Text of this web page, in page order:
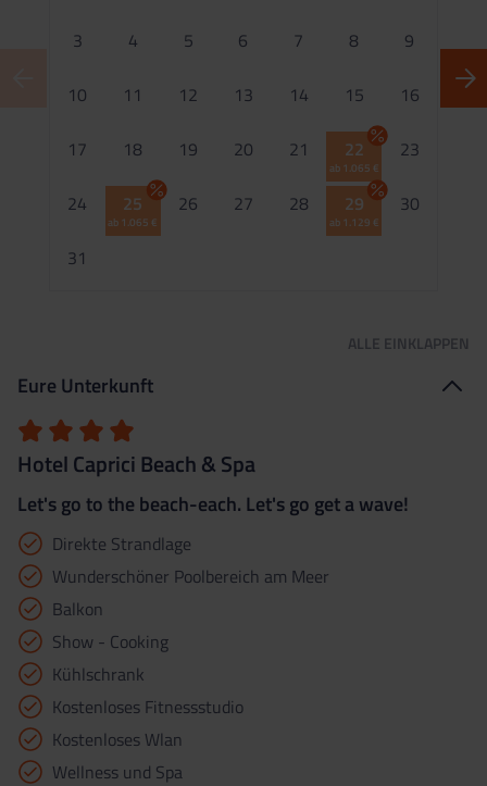
3 4 5 6 7 8 9
10 11 12 13 14 15 16
17 18 19 20 21 22
ab 1.065 €
23
24 25
ab 1.065 €
26 27 28 29
ab 1.129 €
30
31
ALLE EINKLAPPEN
Eure Unterkunft
Hotel Caprici Beach & Spa
Let's go to the beach-each. Let's go get a wave!
Direkte Strandlage
Wunderschöner Poolbereich am Meer
Balkon
Show - Cooking
Kühlschrank
Kostenloses Fitnessstudio
Kostenloses Wlan
Wellness und Spa